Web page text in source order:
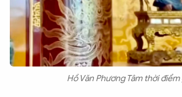
Hồ Văn Phương Tâm thời điểm